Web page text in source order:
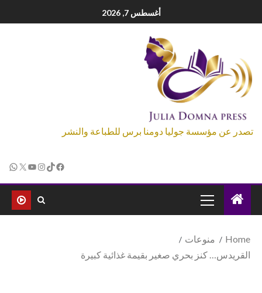
أغسطس 7, 2026
تصدر عن مؤسسة جوليا دومنا برس للطباعة والنشر
Home
منوعات
القريدس… كنز بحري صغير بقيمة غذائية كبيرة